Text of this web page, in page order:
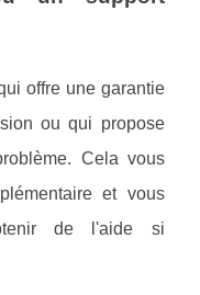
offre une garantie
ou qui propose
Cela vous
et vous
de l'aide si